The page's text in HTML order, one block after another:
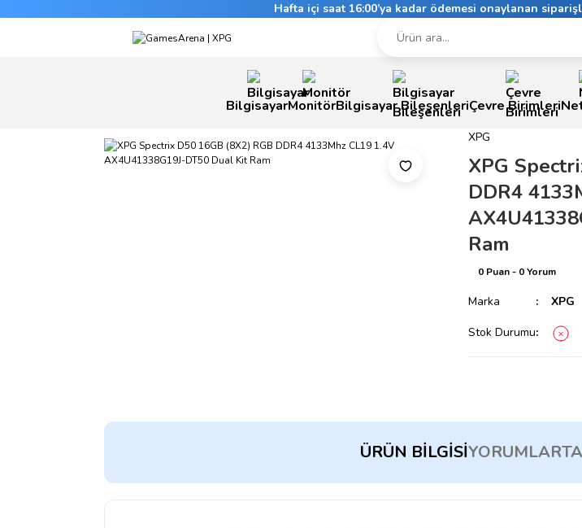
Hafta içi saat 16:00’ya kadar ödemesi onaylanan
BilgisayarMonitörBilgisayar BileşenleriÇevre Birimleri
XPG
XPG
DDR4
Ram
0 Puan - 0 Yorum
Marka XPG
Stok Durumu
ÜRÜN BILGISIYORUMLAR